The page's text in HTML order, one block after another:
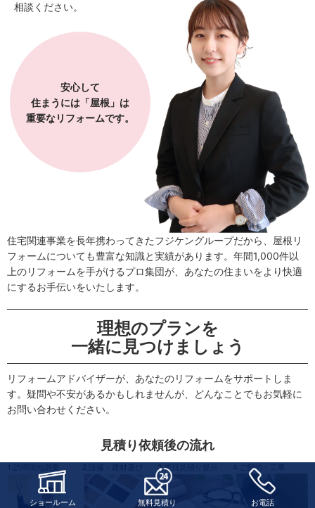
相談ください。
安心して
住まうには「屋根」は
重要なリフォームです。
住宅関連事業を長年携わってきたフジケングループだから、屋根リ
フォームについても豊富な知識と実績があります。年間1,000件以
上のリフォームを手がけるプロ集団が、あなたの住まいをより快適
にするお手伝いをいたします。
理想のプランを
一緒に見つけましょう
リフォームアドバイザーが、あなたのリフォームをサポートしま
す。疑問や不安があるかもしれませんが、どんなことでもお気軽に
お問い合わせください。
見積り依頼後の流れ
3.後日見積り提示 4.ご契約・工事
ショールーム 無料見積り お電話